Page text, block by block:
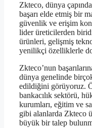
Zkteco, dünya
başarı elde etmiş bir
güvenlik ve erişim
lider üreticilerden
ürünleri, gelişmiş
yenilikçi özelliklerle
Zkteco’nun
dünya genelinde
edildiğini görüyoruz.
bankacılık sektörü,
kurumları, eğitim ve
gibi alanlarda Zkteco
büyük bir talep